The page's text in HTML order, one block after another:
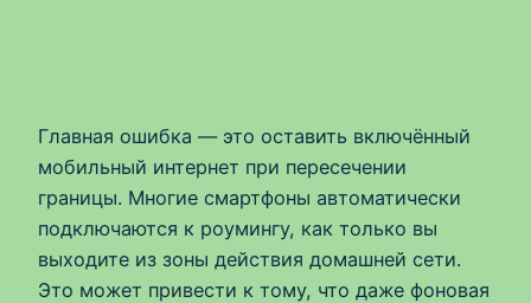
Главная ошибка — это оставить включённый
мобильный интернет при пересечении
границы. Многие смартфоны автоматически
подключаются к роумингу, как только вы
выходите из зоны действия домашней сети.
Это может привести к тому, что даже фоновая